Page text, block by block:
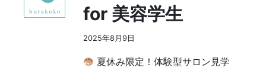
for 美容学生
2025年8月9日
夏休み限定！体験型サロン見学